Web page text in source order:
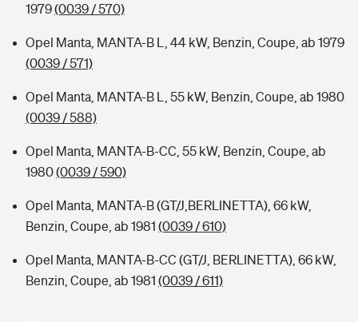
1979(0039 / 570)
Opel Manta, MANTA-B L, 44 kW, Benzin, Coupe, ab 1979
(0039 / 571)
Opel Manta, MANTA-B L, 55 kW, Benzin, Coupe, ab 1980
(0039 / 588)
Opel Manta, MANTA-B-CC, 55 kW, Benzin, Coupe, ab
1980(0039 / 590)
Opel Manta, MANTA-B (GT/J,BERLINETTA), 66 kW,
Benzin, Coupe, ab 1981 (0039 / 610)
Opel Manta, MANTA-B-CC (GT/J, BERLINETTA), 66 kW,
Benzin, Coupe, ab 1981 (0039 / 611)